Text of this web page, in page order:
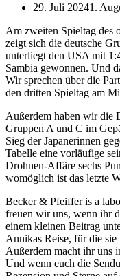
29. Juli 20241.
Am zweiten Spieltag des
zeigt sich die deutsche
unterliegt den USA mit
Sambia gewonnen. Und
Wir sprechen über die
den dritten Spieltag am
Außerdem haben wir die
Gruppen A und C im
Sieg der Japanerinnen
Tabelle eine vorläufige
Drohnen-Affäre sechs
womöglich ist das letzte
Becker & Pfeiffer is a
freuen wir uns, wenn ihr
einem kleinen Beitrag
Annikas Reise, für die
Außerdem macht ihr uns
Und wenn euch die